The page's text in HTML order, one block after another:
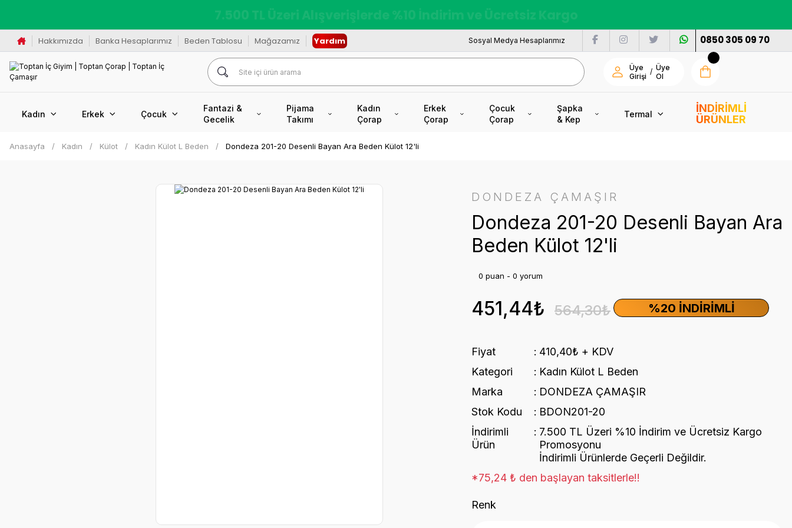
Kredi Kartına Vade Farksız +6 Taksit İmkânı
Hakkımızda Banka Hesaplarımız Beden Tablosu Mağazamız Yardım Sosyal Medya Hesaplarımız 0850 305 09 70
Üye
Girişi
/ Üye
Ol
Kadın Erkek Çocuk
Fantazi &
Gecelik
Pijama
Takımı
Kadın
Çorap
Erkek
Çorap
Çocuk
Çorap
Şapka
& Kep
Termal
İNDİRİMLİ
ÜRÜNLER
Anasayfa Kadın Külot Kadın Külot L Beden Dondeza 201-20 Desenli Bayan Ara Beden Külot 12'li
DONDEZA ÇAMAŞIR
Dondeza 201-20 Desenli Bayan Ara
Beden Külot 12'li
0 puan - 0 yorum
%20 İNDIRIMLI
451,44₺ 564,30₺
Fiyat
410,40₺ + KDV
Kategori
Kadın Külot L Beden
Marka
DONDEZA ÇAMAŞIR
Stok Kodu
BDON201-20
İndirimli
Ürün
7.500 TL Üzeri %10 İndirim ve Ücretsiz Kargo
Promosyonu
İndirimli Ürünlerde Geçerli Değildir.
*75,24 ₺ den başlayan taksitlerle!!
Renk